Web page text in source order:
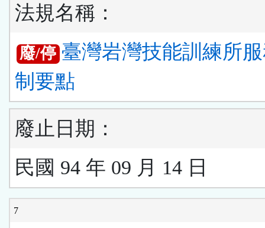
法規名稱：
廢/停 臺灣岩灣技能訓練所
制要點
廢止日期：
民國 94 年 09 月 14 日
7